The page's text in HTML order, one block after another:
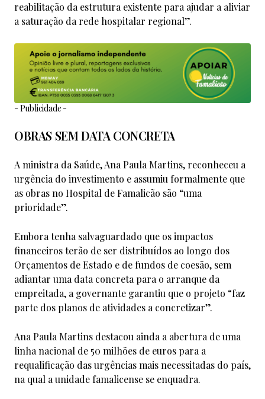
reabilitação da estrutura existente para ajudar a aliviar
a saturação da rede hospitalar regional”.
- Publicidade -
OBRAS SEM DATA CONCRETA
A ministra da Saúde, Ana Paula Martins, reconheceu a
urgência do investimento e assumiu formalmente que
as obras no Hospital de Famalicão são “uma
prioridade”.
Embora tenha salvaguardado que os impactos
financeiros terão de ser distribuídos ao longo dos
Orçamentos de Estado e de fundos de coesão, sem
adiantar uma data concreta para o arranque da
empreitada, a governante garantiu que o projeto “faz
parte dos planos de atividades a concretizar”.
Ana Paula Martins destacou ainda a abertura de uma
linha nacional de 50 milhões de euros para a
requalificação das urgências mais necessitadas do país,
na qual a unidade famalicense se enquadra.